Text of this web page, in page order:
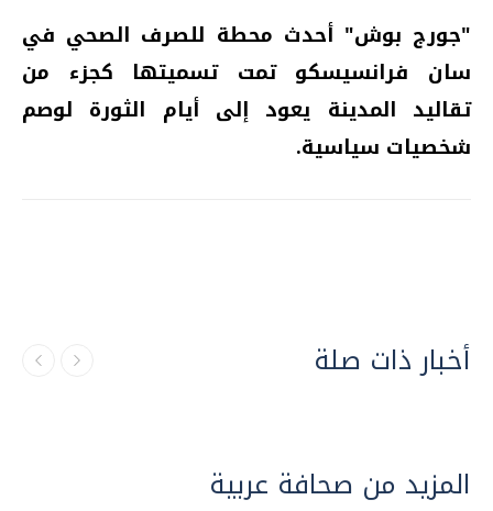
"جورج بوش" أحدث محطة للصرف الصحي في
سان فرانسيسكو تمت تسميتها كجزء من
تقاليد المدينة يعود إلى أيام الثورة لوصم
شخصيات سياسية.
أخبار ذات صلة
المزيد من صحافة عربية